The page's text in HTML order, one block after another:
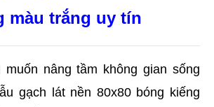
màu trắng uy tín
muốn nâng tầm không gian sống
gạch lát nền 80x80 bóng kiếng